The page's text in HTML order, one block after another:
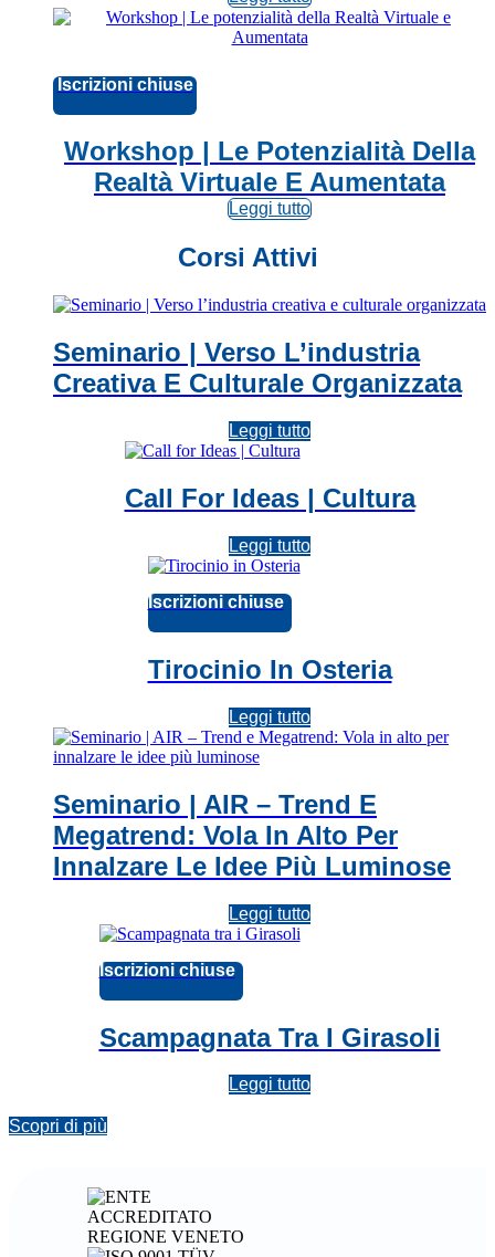
Iscrizioni chiuse
Workshop | Le Potenzialità Della
Realtà Virtuale E Aumentata
Leggi tutto
Corsi Attivi
Seminario | Verso L’industria
Creativa E Culturale Organizzata
Leggi tutto
Call For Ideas | Cultura
Leggi tutto
Iscrizioni chiuse
Tirocinio In Osteria
Leggi tutto
Seminario | AIR – Trend E
Megatrend: Vola In Alto Per
Innalzare Le Idee Più Luminose
Leggi tutto
Iscrizioni chiuse
Scampagnata Tra I Girasoli
Leggi tutto
Scopri di più